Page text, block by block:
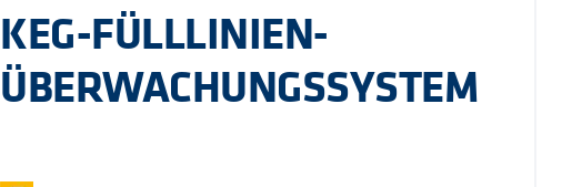
KEG-FÜLLLINIEN-
ÜBERWACHUNGSSYSTEM